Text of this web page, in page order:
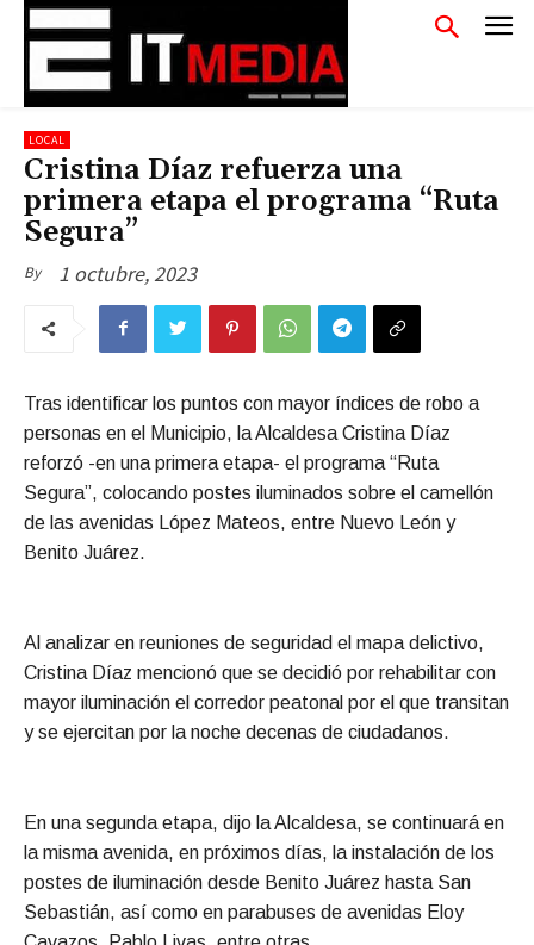
LOCAL
Cristina Díaz refuerza una
primera etapa el programa “Ruta
Segura”
By 1 octubre, 2023
Tras identificar los puntos con mayor índices de robo a
personas en el Municipio, la Alcaldesa Cristina Díaz
reforzó -en una primera etapa- el programa “Ruta
Segura”, colocando postes iluminados sobre el camellón
de las avenidas López Mateos, entre Nuevo León y
Benito Juárez.
Al analizar en reuniones de seguridad el mapa delictivo,
Cristina Díaz mencionó que se decidió por rehabilitar con
mayor iluminación el corredor peatonal por el que transitan
y se ejercitan por la noche decenas de ciudadanos.
En una segunda etapa, dijo la Alcaldesa, se continuará en
la misma avenida, en próximos días, la instalación de los
postes de iluminación desde Benito Juárez hasta San
Sebastián, así como en parabuses de avenidas Eloy